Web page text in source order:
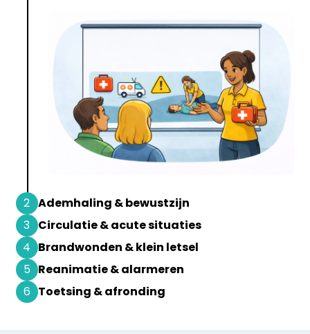
2 Ademhaling & bewustzijn
3 Circulatie & acute situaties
4 Brandwonden & klein letsel
5 Reanimatie & alarmeren
6 Toetsing & afronding